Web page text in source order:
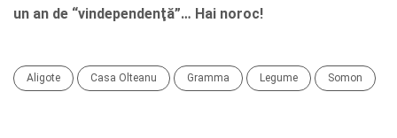
un an de “vindependenţă”… Hai noroc!
Aligote Casa Olteanu Gramma Legume Somon